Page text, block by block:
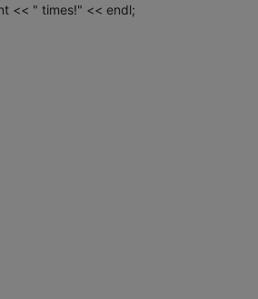
<< " times!" << endl;